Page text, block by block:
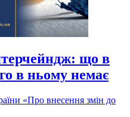
що в
в ньому немає
«Про внесення змін до